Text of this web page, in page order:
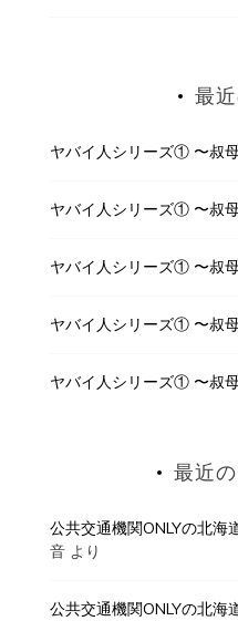
最
ヤバイ人シリーズ① 〜叔
ヤバイ人シリーズ① 〜叔
ヤバイ人シリーズ① 〜叔
ヤバイ人シリーズ① 〜叔
ヤバイ人シリーズ① 〜叔
最近
公共交通機関ONLYの北
音より
公共交通機関ONLYの北